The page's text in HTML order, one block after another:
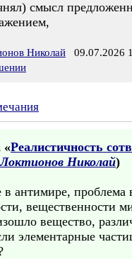
смысл
Николай 09.07.2026
«Реалистичность
Локтионов Николай)
антимире, проблема
вещественности
вещество,
элементарные